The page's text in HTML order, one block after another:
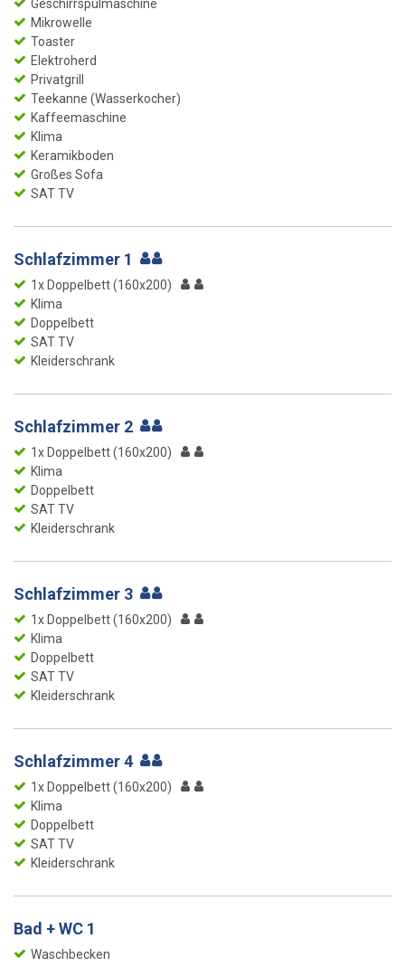
Geschirrspülmaschine
Mikrowelle
Toaster
Elektroherd
Privatgrill
Teekanne (Wasserkocher)
Kaffeemaschine
Klima
Keramikboden
Großes Sofa
SAT TV
Schlafzimmer 1
1x Doppelbett (160x200)
Klima
Doppelbett
SAT TV
Kleiderschrank
Schlafzimmer 2
1x Doppelbett (160x200)
Klima
Doppelbett
SAT TV
Kleiderschrank
Schlafzimmer 3
1x Doppelbett (160x200)
Klima
Doppelbett
SAT TV
Kleiderschrank
Schlafzimmer 4
1x Doppelbett (160x200)
Klima
Doppelbett
SAT TV
Kleiderschrank
Bad + WC 1
Waschbecken